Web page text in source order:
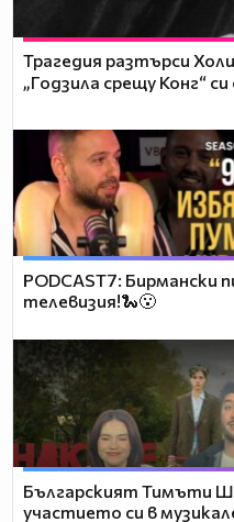
Трагедия разтърси
„Годзила срещу Конг“
PODCAST7: Бирмански
телевизия!🐍😮
Българският Тимъти
участието си в